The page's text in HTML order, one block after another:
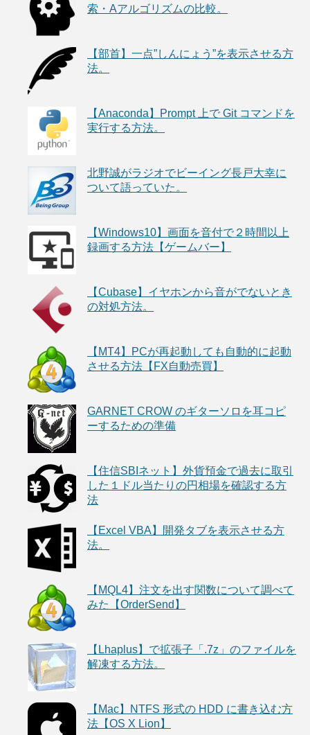
索・Aアルゴリズムの比較。
【部首】一点”しんにょう”を表示させる方
法。
【Anaconda】Prompt 上で Git コマンドを
実行する方法。
北野誠がラジオでビーイング長戸大幸に
ついて語っていた。
【Windows10】画面を音付で２時間以上
録画する方法【ゲームバー】
【Cubase】イヤホンから音がでないとき
の対処方法。
【MT4】PCが再起動しても自動的に起動
させる方法【FX自動売買】
GARNET CROW のギターソロを耳コピ
ーするための準備
【住信SBIネット】外貨預金で過去に取引
した１ドル当たりの円相場を確認する方
法
【Excel VBA】開発タブを表示させる方
法。
【MQL4】注文を出す関数について調べて
みた【OrderSend】
【Lhaplus】で拡張子「.7z」のファイルを
解凍する方法。
【Mac】NTFS 形式の HDD に書き込む方
法【OS X Lion】